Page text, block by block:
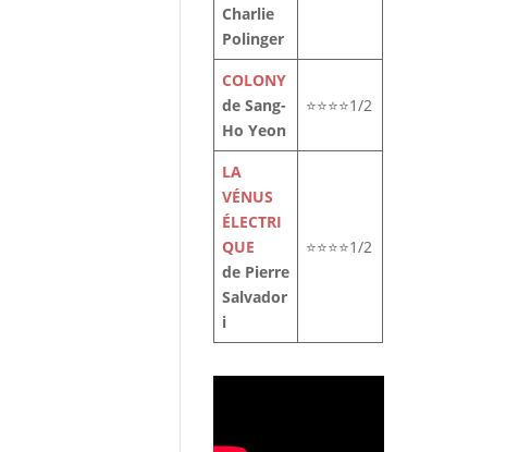
Charlie
Polinger
COLONY
de Sang-
Ho Yeon
⭐⭐⭐⭐1/2
LA
VÉNUS
ÉLECTRI
QUE
de Pierre
Salvador
i
⭐⭐⭐⭐1/2